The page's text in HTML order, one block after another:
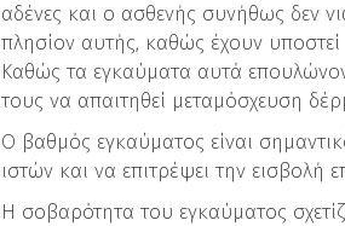
αδένες και ο ασθενής συνήθως δεν
πλησίον αυτής, καθώς έχουν
Καθώς τα εγκαύματα αυτά
τους να απαιτηθεί μεταμόσχευση
Ο βαθμός εγκαύματος είναι
ιστών και να επιτρέψει την
Η σοβαρότητα του εγκαύματος